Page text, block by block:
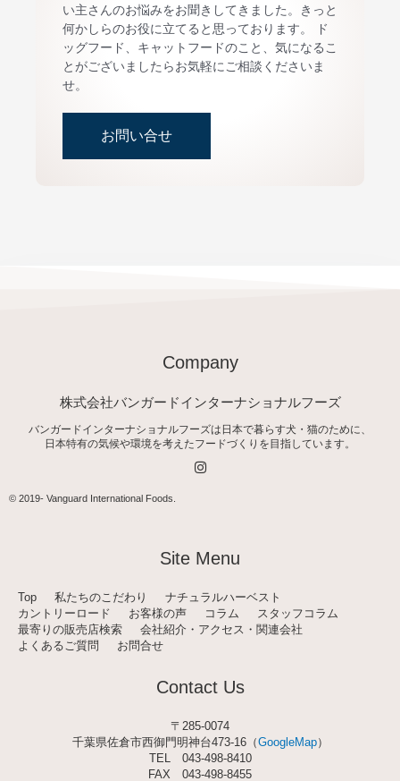
い主さんのお悩みをお聞きしてきました。きっと
何かしらのお役に立てると思っております。 ド
ッグフード、キャットフードのこと、気になるこ
とがございましたらお気軽にご相談くださいま
せ。
お問い合せ
Company
株式会社バンガードインターナショナルフーズ
バンガードインターナショナルフーズは日本で暮らす犬・猫のために、
日本特有の気候や環境を考えたフードづくりを目指しています。
I
n
a
m
© 2019- Vanguard International Foods
Site Menu
Top 私たちのこだわり
ナチュラルハーベスト
カントリーロード
お客様の声 コラム
スタッフコラム
最寄りの販売店検索
会社紹介・アクセス・関連会社
よくあるご質問
お問合せ
Contact Us
〒285-0074
千葉県佐倉市西御門明神台473-16（GoogleMap）
TEL 043-498-8410
FAX 043-498-8455